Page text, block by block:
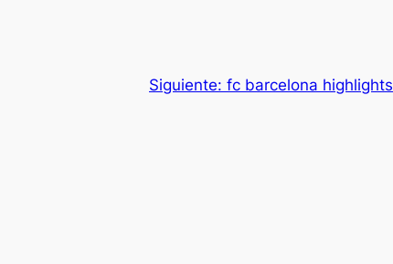
Siguiente: fc barcelona highlights